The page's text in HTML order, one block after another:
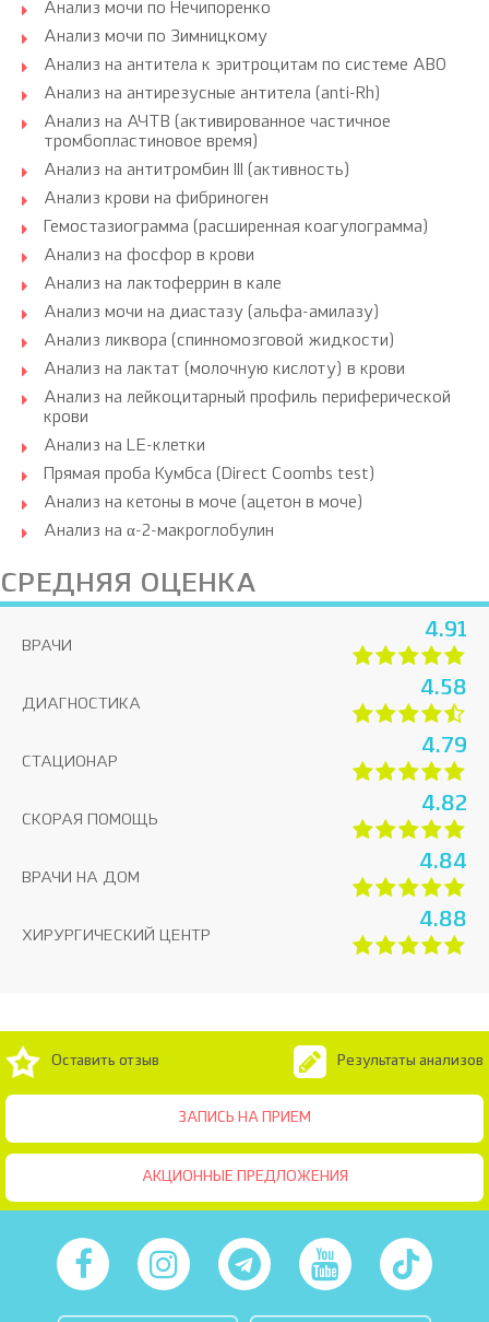
Анализ мочи по Нечипоренко
Анализ мочи по Зимницкому
Анализ на антитела к эритроцитам по системе АВ0
Анализ на антирезусные антитела (anti-Rh)
Анализ на АЧТВ (активированное частичное
тромбопластиновое время)
Анализ на антитромбин III (активность)
Анализ крови на фибриноген
Гемостазиограмма (расширенная коагулограмма)
Анализ на фосфор в крови
Анализ на лактоферрин в кале
Анализ мочи на диастазу (альфа-амилазу)
Анализ ликвора (спинномозговой жидкости)
Анализ на лактат (молочную кислоту) в крови
Анализ на лейкоцитарный профиль периферической
крови
Анализ на LE-клетки
Прямая проба Кумбса (Direct Coombs test)
Анализ на кетоны в моче (ацетон в моче)
Анализ на α-2-макроглобулин
СРЕДНЯЯ ОЦЕНКА
ВРАЧИ
4.91
ДИАГНОСТИКА
4.58
СТАЦИОНАР
4.79
СКОРАЯ ПОМОЩЬ
4.82
ВРАЧИ НА ДОМ
4.84
ХИРУРГИЧЕСКИЙ ЦЕНТР
4.88
ЗАПИСЬ НА ПРИЕМ
Оставить отзыв Результаты анализов
АКЦИОННЫЕ ПРЕДЛОЖЕНИЯ